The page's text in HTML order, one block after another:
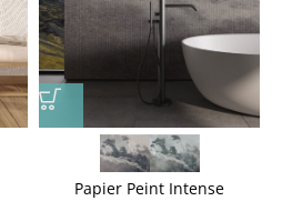
Papier Peint Intense